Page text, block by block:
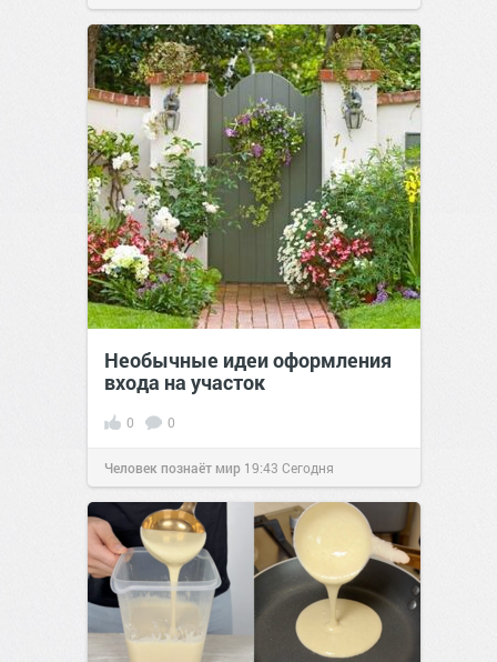
Необычные идеи оформления
входа на участок
0 0
Человек познаёт мир 19:43 Сегодня